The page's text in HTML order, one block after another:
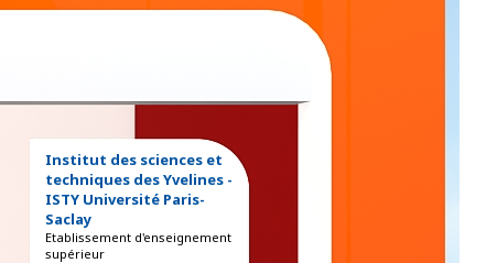
Institut des sciences et
techniques des Yvelines -
ISTY Université Paris-
Saclay
Etablissement d'enseignement
supérieur